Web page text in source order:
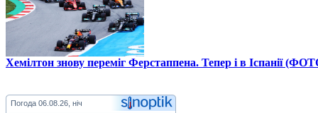
Хемілтон знову переміг Ферстаппена. Тепер і в Іспанії
Погода 06.08.26, ніч